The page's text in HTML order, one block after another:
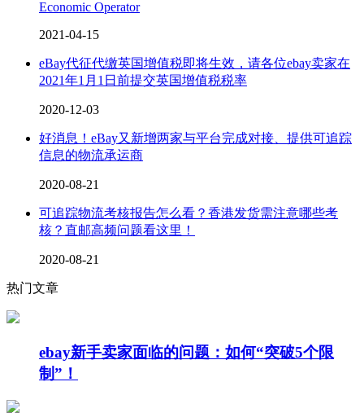
Economic Operator
2021-04-15
eBay代征代缴英国增值税即将生效，请各位ebay卖家在
2021年1月1日前提交英国增值税税率
2020-12-03
好消息！eBay又新增两家与平台完成对接、提供可追踪
信息的物流承运商
2020-08-21
可追踪物流考核报告怎么看？香港发货需注意哪些考
核？直邮高频问题看这里！
2020-08-21
热门文章
ebay新手卖家面临的问题：如何“突破5个限
制”！